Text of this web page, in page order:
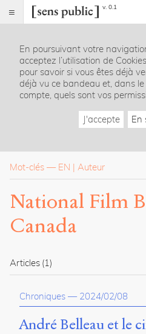
v. 0.1
Index
Rubriques
Essais
La
revue
Accueil
Présentation
Contact
À
du
site
Archipel
En poursuivant votre
acceptez l’utilisation de
pour savoir si vous êtes déjà
déjà vu ce bandeau et, dans
compte, quels sont vos
J'accepte En
Mot-clés — EN Auteur
National Film
Canada
Articles (1)
Chroniques — 2024/02/08
André Belleau et le